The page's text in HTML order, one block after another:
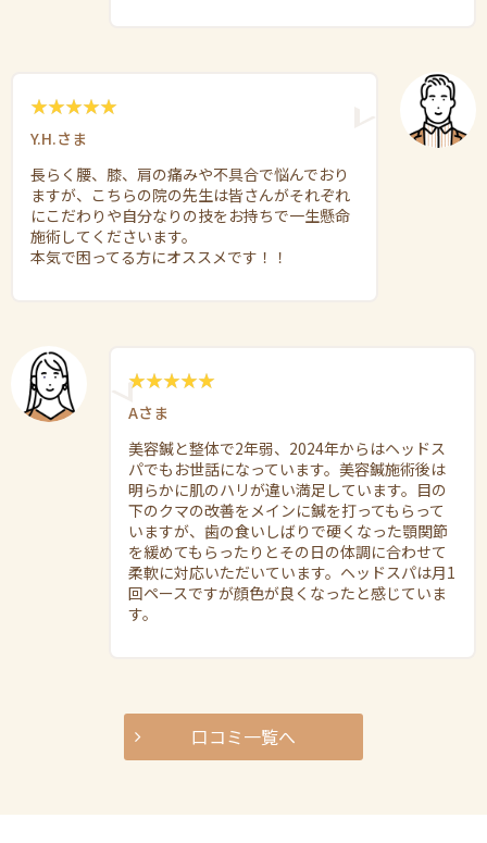
Y.H.さま
長らく腰、膝、肩の痛みや不具合で悩んでおり
ますが、こちらの院の先生は皆さんがそれぞれ
にこだわりや自分なりの技をお持ちで一生懸命
施術してくださいます。
本気で困ってる方にオススメです！！
Aさま
美容鍼と整体で2年弱、2024年からはヘッドス
パでもお世話になっています。美容鍼施術後は
明らかに肌のハリが違い満足しています。目の
下のクマの改善をメインに鍼を打ってもらって
いますが、歯の食いしばりで硬くなった顎関節
を緩めてもらったりとその日の体調に合わせて
柔軟に対応いただいています。ヘッドスパは月1
回ペースですが顔色が良くなったと感じていま
す。
口コミ一覧へ